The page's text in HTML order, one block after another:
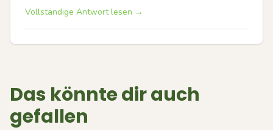
Vollständige Antwort lesen →
Das könnte dir auch
gefallen